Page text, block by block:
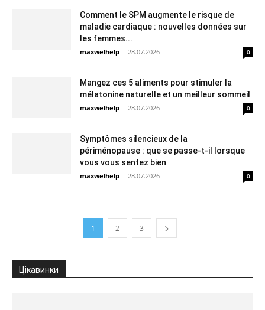
Comment le SPM augmente le risque de
maladie cardiaque : nouvelles données sur
les femmes...
maxwelhelp - 28.07.2026 0
Mangez ces 5 aliments pour stimuler la
mélatonine naturelle et un meilleur sommeil
maxwelhelp - 28.07.2026 0
Symptômes silencieux de la
périménopause : que se passe-t-il lorsque
vous vous sentez bien
maxwelhelp - 28.07.2026 0
1 2 3
Цікавинки